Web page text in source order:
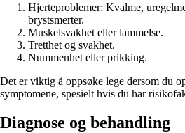
Hjerteproblemer: Kvalme,
brystsmerter.
Muskelsvakhet eller lammelse.
Tretthet og svakhet.
Nummenhet eller prikking.
Det er viktig å oppsøke lege dersom du
symptomene, spesielt hvis du har
Diagnose og behandling